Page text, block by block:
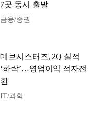
7곳 동시 출발
금융/증권
데브시스터즈, 2Q 실적
‘하락’…영업이익 적자전
환
IT/과학